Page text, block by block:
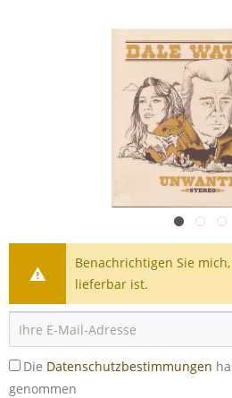
Benachrichtigen Sie
lieferbar ist.
Die Datenschutzbestimmungen
genommen